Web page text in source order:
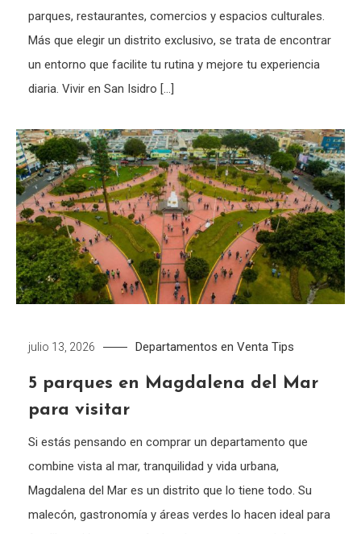
parques, restaurantes, comercios y espacios culturales.
Más que elegir un distrito exclusivo, se trata de encontrar
un entorno que facilite tu rutina y mejore tu experiencia
diaria. Vivir en San Isidro […]
julio 13, 2026 Departamentos en Venta Tips
5 parques en Magdalena del Mar
para visitar
Si estás pensando en comprar un departamento que
combine vista al mar, tranquilidad y vida urbana,
Magdalena del Mar es un distrito que lo tiene todo. Su
malecón, gastronomía y áreas verdes lo hacen ideal para